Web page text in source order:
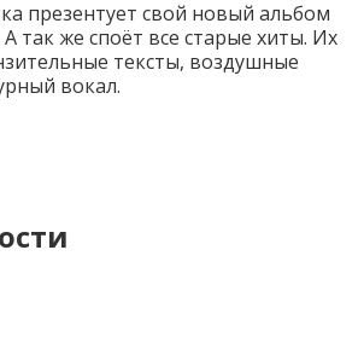
презентует свой новый альбом
так же споёт все старые хиты. Их
тексты, воздушные
вокал.